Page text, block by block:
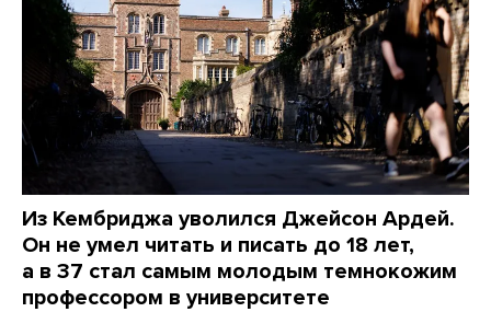
Из Кембриджа уволился Джейсон Ардей.
Он не умел читать и писать до 18 лет,
а в 37 стал самым молодым темнокожим
профессором в университете